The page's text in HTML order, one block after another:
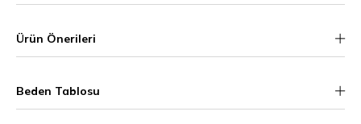
Ürün Önerileri
Beden Tablosu